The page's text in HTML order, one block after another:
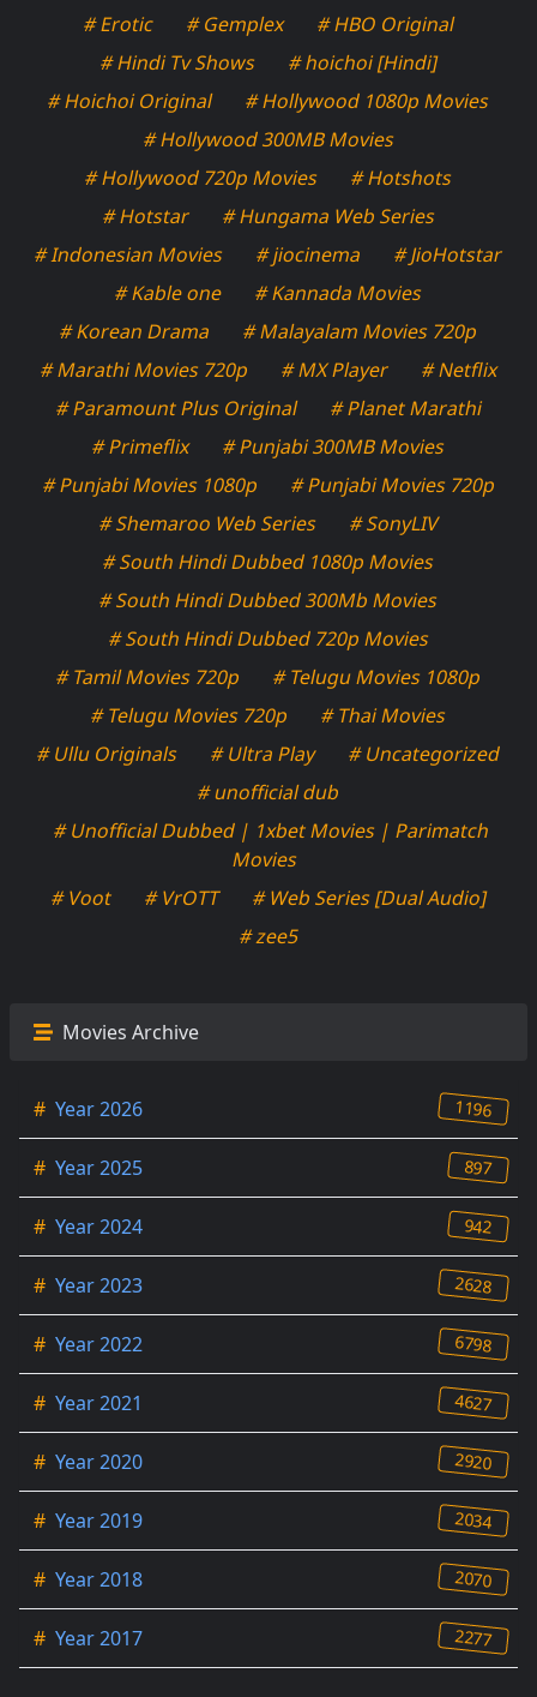
# Erotic
# Gemplex
# HBO Original
# Hindi Tv Shows
# hoichoi [Hindi]
# Hoichoi Original
# Hollywood 1080p Movies
# Hollywood 300MB Movies
# Hollywood 720p Movies
# Hotshots
# Hotstar
# Hungama Web Series
# Indonesian Movies
# jiocinema
# JioHotstar
# Kable one
# Kannada Movies
# Korean Drama
# Malayalam Movies 720p
# Marathi Movies 720p
# MX Player
# Netflix
# Paramount Plus Original
# Planet Marathi
# Primeflix
# Punjabi 300MB Movies
# Punjabi Movies 1080p
# Punjabi Movies 720p
# Shemaroo Web Series
# SonyLIV
# South Hindi Dubbed 1080p Movies
# South Hindi Dubbed 300Mb Movies
# South Hindi Dubbed 720p Movies
# Tamil Movies 720p
# Telugu Movies 1080p
# Telugu Movies 720p
# Thai Movies
# Ullu Originals
# Ultra Play
# Uncategorized
# unofficial dub
# Unofficial Dubbed | 1xbet Movies | Parimatch
Movies
# Voot
# VrOTT
# Web Series [Dual Audio]
# zee5
Movies Archive
# Year 2026 1196
# Year 2025 897
# Year 2024 942
# Year 2023 2628
# Year 2022 6798
# Year 2021 4627
# Year 2020 2920
# Year 2019 2034
# Year 2018 2070
# Year 2017 2277